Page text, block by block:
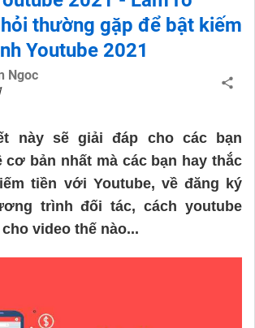
thường gặp để bật kiếm
Youtube 2021
Ngoc
này sẽ giải đáp cho các bạn
cơ bản nhất mà các bạn hay thắc
tiền với Youtube, về đăng ký
trình đối tác, cách youtube
video thế nào...